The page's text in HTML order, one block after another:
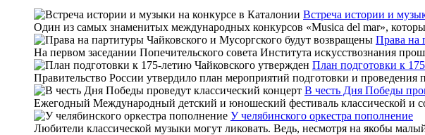
Встреча истории и
Один из самых знаменитых международных конкурсов «Musica del mar»,
Права на
На первом заседании Попечительского совета Института искусствознания
План подготовки к
Правительство России утвердило план мероприятий подготовки и
В честь Дня Победы
Ежегодный Международный детский и юношеский фестиваль классической и
У челябинского оркестра пополнение
Любители классической музыки могут ликовать. Ведь, несмотря на якобы